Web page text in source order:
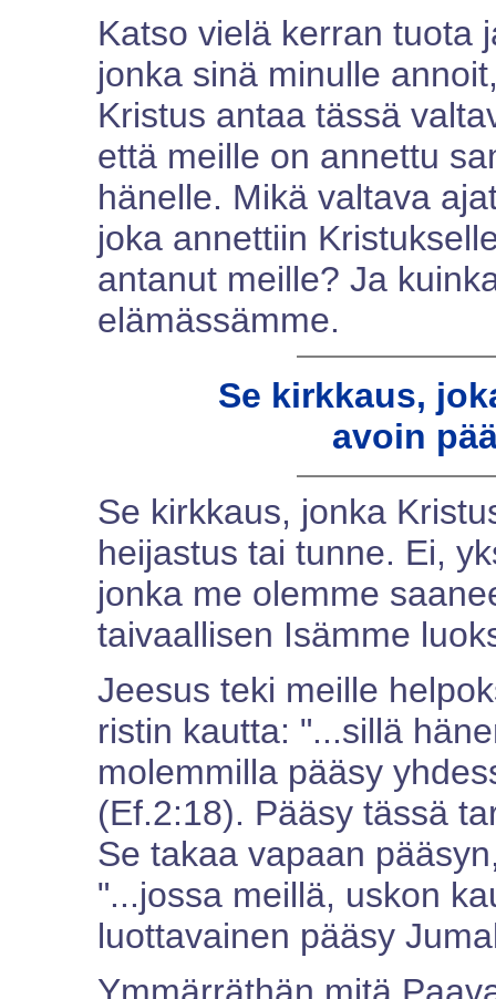
Katso vielä kerran tuota
jonka sinä minulle
Kristus antaa tässä
että meille on annettu
hänelle. Mikä valtava
joka annettiin
antanut meille? Ja
elämässämme.
Se kirkkaus,
avoin
Se kirkkaus, jonka
heijastus tai tunne. Ei,
jonka me olemme
taivaallisen Isämme
Jeesus teki meille
ristin kautta: "...sillä
molemmilla pääsy
(Ef.2:18). Pääsy tässä
Se takaa vapaan
"...jossa meillä, uskon
luottavainen pääsy